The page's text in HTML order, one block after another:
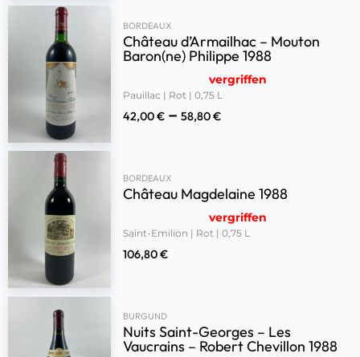
BORDEAUX
Château d’Armailhac – Mouton
Baron(ne) Philippe 1988
vergriffen
Pauillac | Rot | 0,75 L
42,00€ –58,80€
BORDEAUX
Château Magdelaine 1988
vergriffen
Saint-Emilion | Rot | 0,75 L
106,80€
BURGUND
Nuits Saint-Georges – Les
Vaucrains – Robert Chevillon 1988